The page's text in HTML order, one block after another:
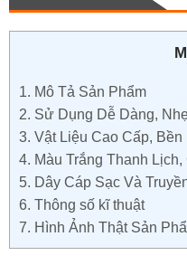
1. Mô Tả Sản Phẩm
2. Sử Dụng Dễ Dàng,
3. Vật Liệu Cao Cấp, Bền
4. Màu Trắng Thanh
5. Dây Cáp Sạc Và
6. Thông số kĩ thuật
7. Hình Ảnh Thật Sản